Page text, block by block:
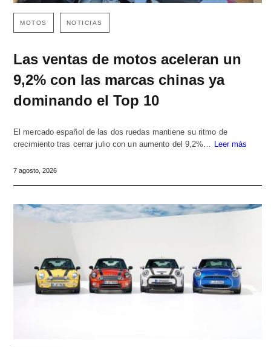
MOTOS NOTICIAS
Las ventas de motos aceleran un
9,2% con las marcas chinas ya
dominando el Top 10
El mercado español de las dos ruedas mantiene su ritmo de
crecimiento tras cerrar julio con un aumento del 9,2%…
Leer más
7 agosto, 2026